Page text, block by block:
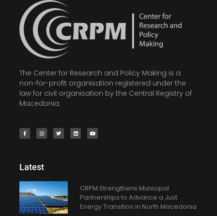
The Center for Research and Policy Making is a
non-for-profit organisation registered under the
law for civil organisation by the Central Registry of
Macedonia.
Latest
CRPM Strengthens Municipal
Partnerships to Advance a Just
Energy Transition in North Macedonia